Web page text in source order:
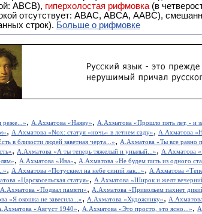
АBCB), гиперхолостая рифмовка (в
AABC), смешанная или вольная рифмовка (рифмовка в сложных строфах с различными
строк). Больше о рифмовке
реже...», А.Ахматова «Наяву», А.Ахматова «Прошло пять лет, - и
, А.Ахматова «Nox: статуя «ночь» в летнем саду», А.Ахматова
в близости людей заветная черта...», А.Ахматова «Ты все равно
, А.Ахматова «А ты теперь тяжелый и унылый...», А.Ахматова
, А.Ахматова «Ива», А.Ахматова «Не будем пить из одного
, А.Ахматова «Потускнел на небе синий лак...», А.Ахматова
«Царскосельская статуя», А.Ахматова «Широк и желт
А.Ахматова «Подвал памяти», А.Ахматова «Привольем пахнет
«Я окошка не завесила...», А.Ахматова «Художнику»,
«Август 1940», А.Ахматова «Это просто, это ясно...»,